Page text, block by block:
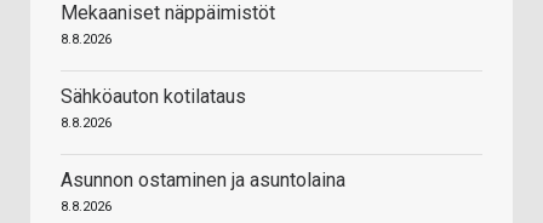
Mekaaniset näppäimistöt
8.8.2026
Sähköauton kotilataus
8.8.2026
Asunnon ostaminen ja asuntolaina
8.8.2026